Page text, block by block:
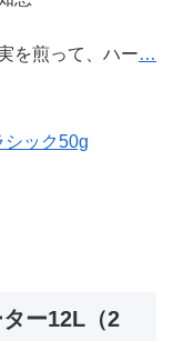
を煎って、ハー…
シック50g
ー12L（2